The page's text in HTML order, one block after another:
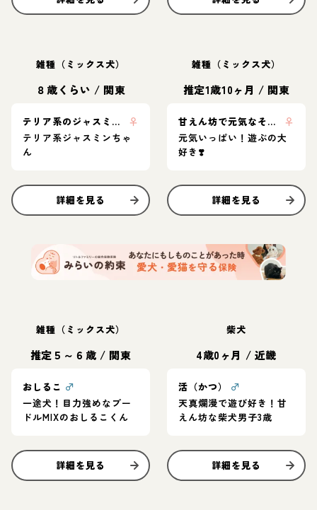
雑種（ミックス犬）
８歳くらい / 関東
テリア系のジャスミンちゃん
♀
テリア系ジャスミンちゃ
ん
詳細を見る
雑種（ミックス犬）
推定1歳10ヶ月 / 関東
甘えん坊で元気なそらちゃん❣️
♀
元気いっぱい！遊ぶの大
好き❣️
詳細を見る
雑種（ミックス犬）
推定５～６歳 / 関東
おしるこ ♂
一途犬！目力強めなプー
ドルMIXのおしるこくん
詳細を見る
柴犬
4歳0ヶ月 / 近畿
活（かつ）
♂
天真爛漫で遊び好き！甘
えん坊な柴犬男子3歳
詳細を見る